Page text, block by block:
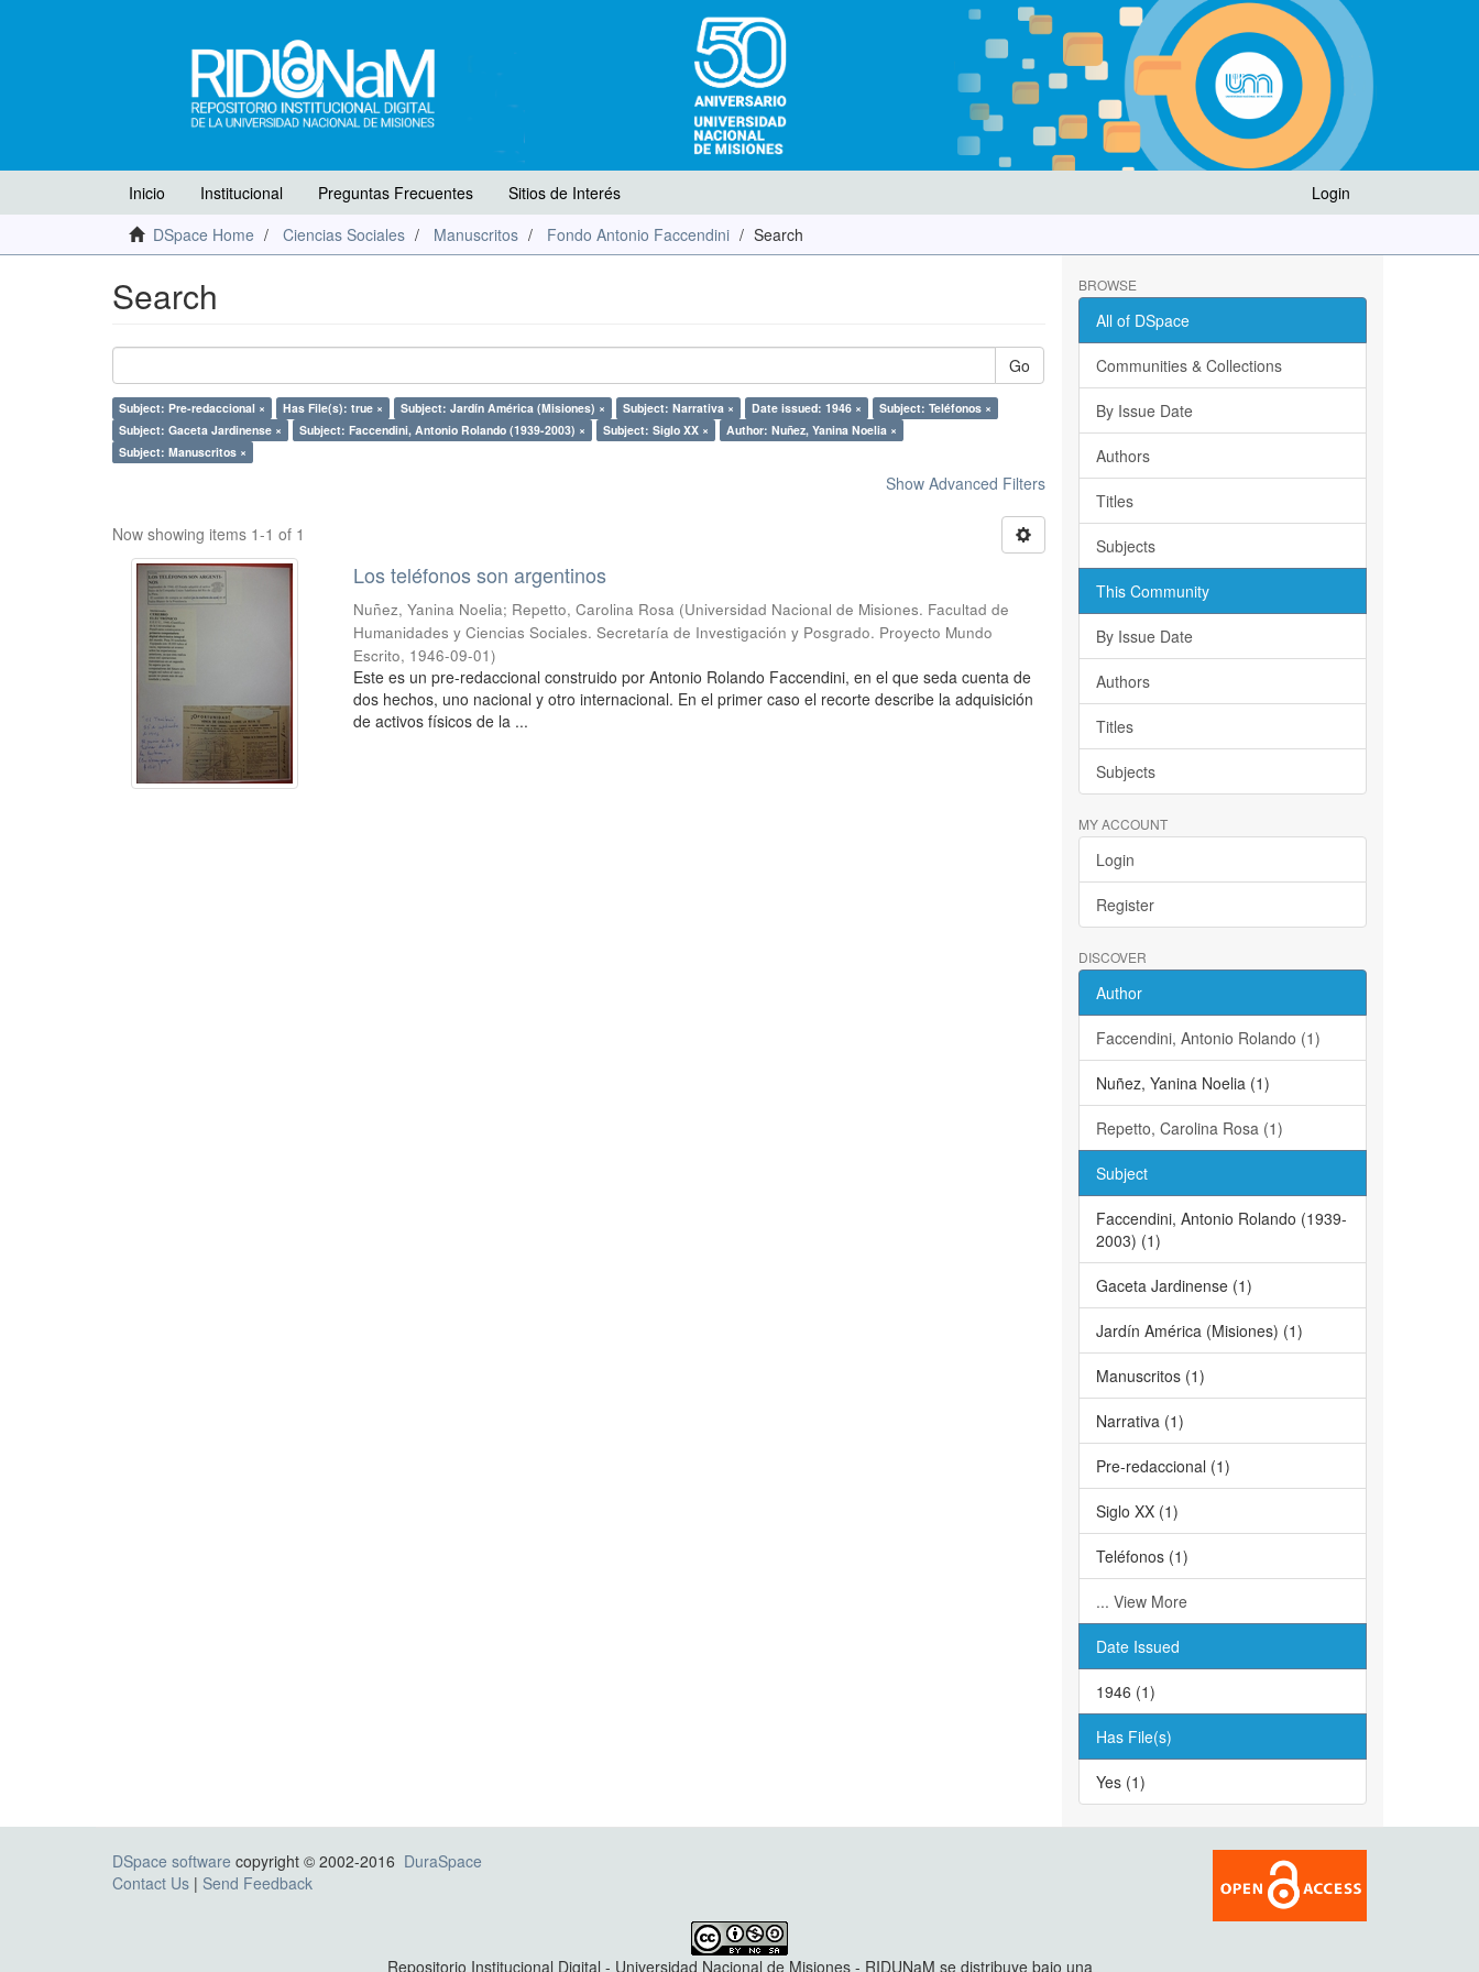
Login
Inicio Institucional Preguntas Frecuentes
Sitios de Interés
DSpace Home
Ciencias Sociales Manuscritos Fondo Antonio Faccendini Search
Search
Go
Subject: Pre-redaccional × Has File(s): true × Subject: Jardín América (Misiones) × Subject: Narrativa × Date issued: 1946 ×
Subject: Teléfonos ×
Subject: Gaceta Jardinense ×
Subject: Faccendini, Antonio Rolando (1939-2003) × Subject: Siglo XX ×
Author: Nuñez, Yanina Noelia ×
Subject: Manuscritos ×
Show Advanced Filters
Now showing items 1-1 of 1
Los teléfonos son argentinos
Nuñez, Yanina Noelia; Repetto, Carolina Rosa (Universidad Nacional de Misiones. Facultad de
Humanidades y Ciencias Sociales. Secretaría de Investigación y Posgrado. Proyecto Mundo
Escrito, 1946-09-01)
Este es un pre-redaccional construido por Antonio Rolando Faccendini, en el que seda cuenta de
dos hechos, uno nacional y otro internacional. En el primer caso el recorte describe la adquisición
de activos físicos de la ...
BROWSE
All of DSpace
Communities & Collections
By Issue Date
Authors
Titles
Subjects
This Community
By Issue Date
Authors
Titles
Subjects
MY ACCOUNT
Login
Register
DISCOVER
Author
Faccendini, Antonio Rolando (1)
Nuñez, Yanina Noelia (1)
Repetto, Carolina Rosa (1)
Subject
Faccendini, Antonio Rolando (1939-
2003) (1)
Gaceta Jardinense (1)
Jardín América (Misiones) (1)
Manuscritos (1)
Narrativa (1)
Pre-redaccional (1)
Siglo XX (1)
Teléfonos (1)
... View More
Date Issued
1946 (1)
Has File(s)
Yes (1)
DSpace software copyright © 2002-2016 DuraSpace
Contact Us | Send Feedback
Repositorio Institucional Digital - Universidad Nacional de Misiones - RIDUNaM se distribuye bajo una